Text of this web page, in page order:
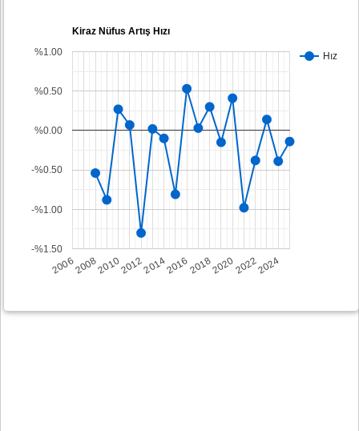
Kiraz Nüfus Artış Hızı
Hız
2006200820102012201420162018202020222024
-%1.50
-%1.00
-%0.50
%0.00
%0.50
%1.00